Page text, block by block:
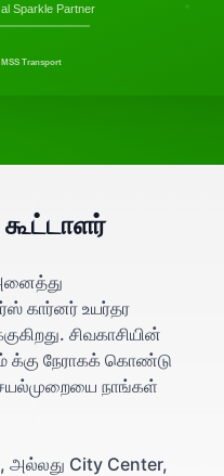
Sparkle Partner
MSS Transport
கார்னர் உயர்தர
சிவகாசியின்
க்கு நேராகக் கொண்டு
நாங்கள்
அல்லது City Center,